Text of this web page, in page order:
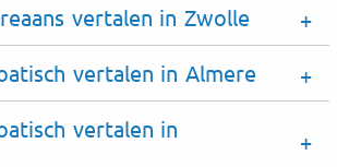
vertalen in Zwolle
vertalen in Almere
vertalen in